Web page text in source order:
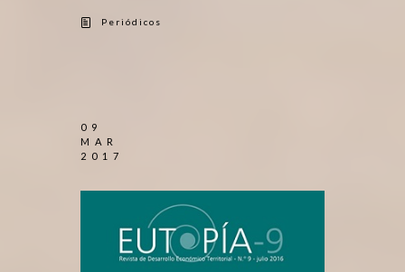
Periódicos
09
MAR
2017